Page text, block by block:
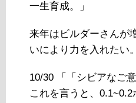
一生育成。」
来年はビルダーさんが
いにより力を入れたい。
10/30 「「シビアなご
これを言うと、